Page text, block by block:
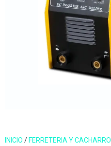
INICIO / FERRETERIA Y CACHARRO